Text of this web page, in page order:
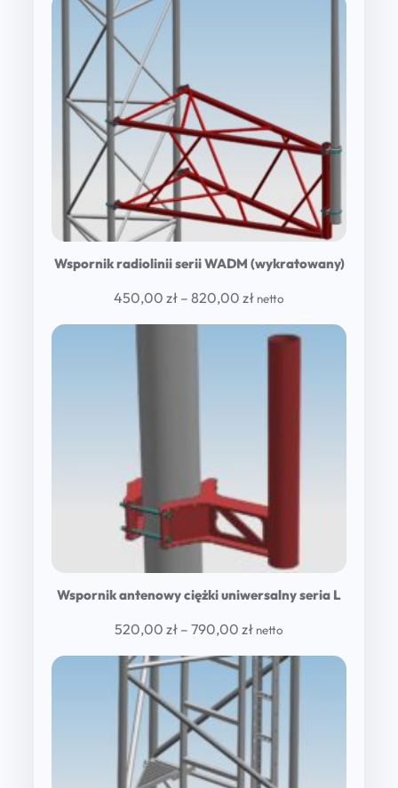
Wspornik radiolinii serii WADM (wykratowany)
450,00 zł – 820,00 złPrice
range:
450,00 zł
netto
Wspornik antenowy ciężki uniwersalny seria L
520,00 zł – 790,00 złPrice
range:
520,00 zł
through
790,00 zł
netto